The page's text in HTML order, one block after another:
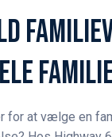
for at vælge en